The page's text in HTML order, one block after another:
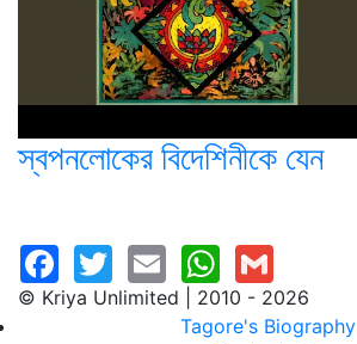
স্বপনলোকের বিদেশিনীকে যেন
© Kriya Unlimited | 2010 - 2026
Tagore's Biography